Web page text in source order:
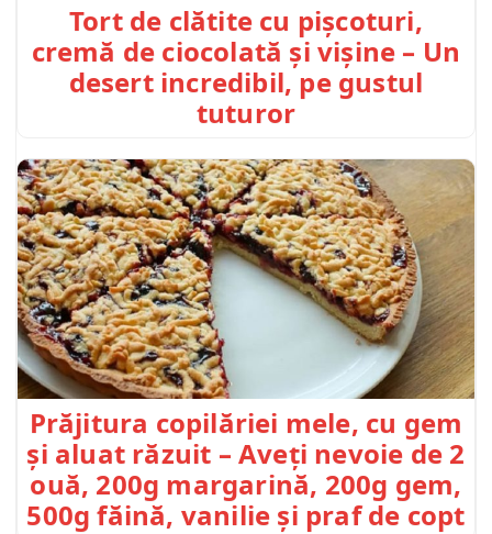
Tort de clătite cu pișcoturi,
cremă de ciocolată și vișine – Un
desert incredibil, pe gustul
tuturor
Prăjitura copilăriei mele, cu gem
și aluat răzuit – Aveți nevoie de 2
ouă, 200g margarină, 200g gem,
500g făină, vanilie și praf de copt